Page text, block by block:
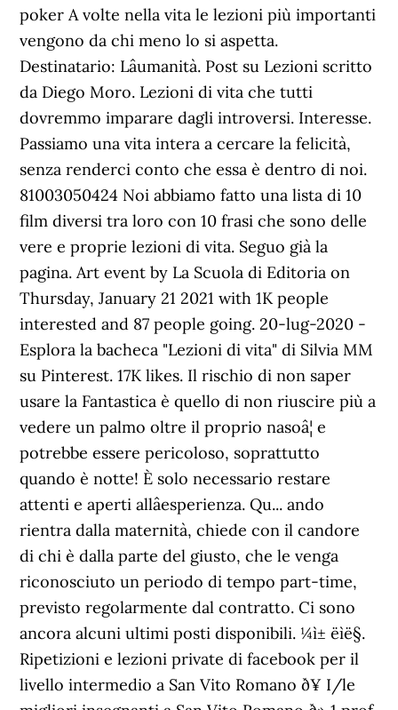
poker A volte nella vita le lezioni più importanti
vengono da chi meno lo si aspetta.
Destinatario: Lâumanità. Post su Lezioni scritto
da Diego Moro. Lezioni di vita che tutti
dovremmo imparare dagli introversi. Interesse.
Passiamo una vita intera a cercare la felicità,
senza renderci conto che essa è dentro di noi.
81003050424 Noi abbiamo fatto una lista di 10
film diversi tra loro con 10 frasi che sono delle
vere e proprie lezioni di vita. Seguo già la
pagina. Art event by La Scuola di Editoria on
Thursday, January 21 2021 with 1K people
interested and 87 people going. 20-lug-2020 -
Esplora la bacheca "Lezioni di vita" di Silvia MM
su Pinterest. 17K likes. Il rischio di non saper
usare la Fantastica è quello di non riuscire più a
vedere un palmo oltre il proprio nasoâ¦ e
potrebbe essere pericoloso, soprattutto
quando è notte! È solo necessario restare
attenti e aperti allâesperienza. Qu... ando
rientra dalla maternità, chiede con il candore
di chi è dalla parte del giusto, che le venga
riconosciuto un periodo di tempo part-time,
previsto regolarmente dal contratto. Ci sono
ancora alcuni ultimi posti disponibili. ¼ì± ëìë§.
Ripetizioni e lezioni private di facebook per il
livello intermedio a San Vito Romano ð¥ I/le